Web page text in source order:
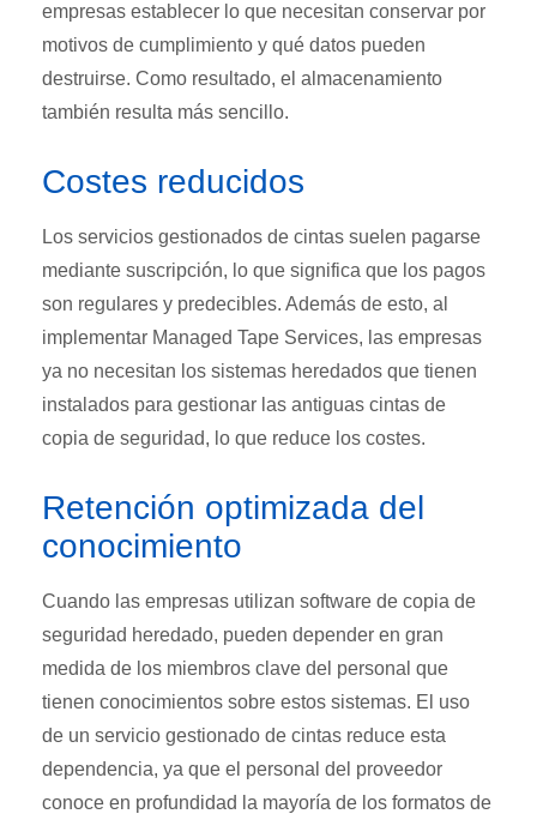
empresas establecer lo que necesitan conservar por
motivos de cumplimiento y qué datos pueden
destruirse. Como resultado, el almacenamiento
también resulta más sencillo.
Costes reducidos
Los servicios gestionados de cintas suelen pagarse
mediante suscripción, lo que significa que los pagos
son regulares y predecibles. Además de esto, al
implementar Managed Tape Services, las empresas
ya no necesitan los sistemas heredados que tienen
instalados para gestionar las antiguas cintas de
copia de seguridad, lo que reduce los costes.
Retención optimizada del
conocimiento
Cuando las empresas utilizan software de copia de
seguridad heredado, pueden depender en gran
medida de los miembros clave del personal que
tienen conocimientos sobre estos sistemas. El uso
de un servicio gestionado de cintas reduce esta
dependencia, ya que el personal del proveedor
conoce en profundidad la mayoría de los formatos de